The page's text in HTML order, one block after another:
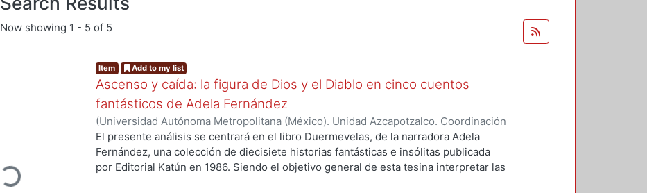
Now showing 1 - 5 of 5
Loading...
Item Add to my list
Ascenso y caída: la figura de Dios y el Diablo en cinco cuentos
fantásticos de Adela Fernández
(Universidad Autónoma Metropolitana (México). Unidad Azcapotzalco. Coordinación
de Servicios de Información.,2024-11)García Vázquez, Jessica Jazmín
El presente análisis se centrará en el libro Duermevelas, de la narradora Adela
Fernández, una colección de diecisiete historias fantásticas e insólitas publicada
por Editorial Katún en 1986. Siendo el objetivo general de esta tesina interpretar las